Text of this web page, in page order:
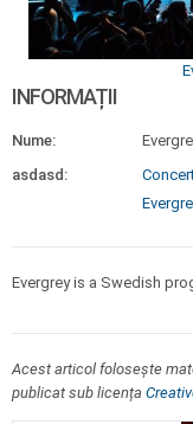
INFORMAȚII
Nume:
asdasd:
Evergrey is a Swedish
Acest articol folosește
publicat sub licența